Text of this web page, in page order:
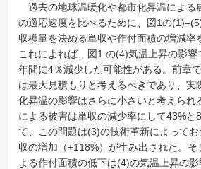
過去の地球温暖化や都市化昇温による
の適応速度を比べるために、図1の
収穫量を決める単収や作付面積の増減率
これによれば、図1 の(4)気温上昇の影
年間に4％減少した可能性がある。前章
は最大見積もりと考えるべきであり、実
化昇温の影響はさらに小さいと考えられ
による被害は単収の減少率にして43%と
て、この問題は(3)の技術革新によって
収の増加（+118%）が生み出された。そ
よる作付面積の低下は(4)の気温上昇の